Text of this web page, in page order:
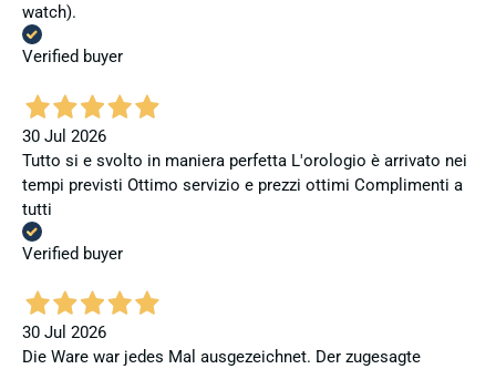
watch).
Verified buyer
30 Jul 2026
Tutto si e svolto in maniera perfetta L'orologio è arrivato nei
tempi previsti Ottimo servizio e prezzi ottimi Complimenti a
tutti
Verified buyer
30 Jul 2026
Die Ware war jedes Mal ausgezeichnet. Der zugesagte